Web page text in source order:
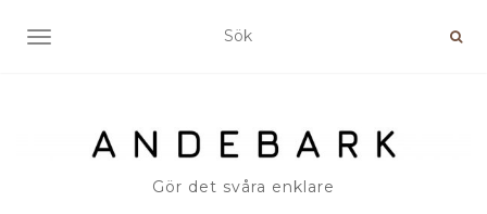
SLÅ PÅ/AV NAVIGERING
Gör det svåra enklare